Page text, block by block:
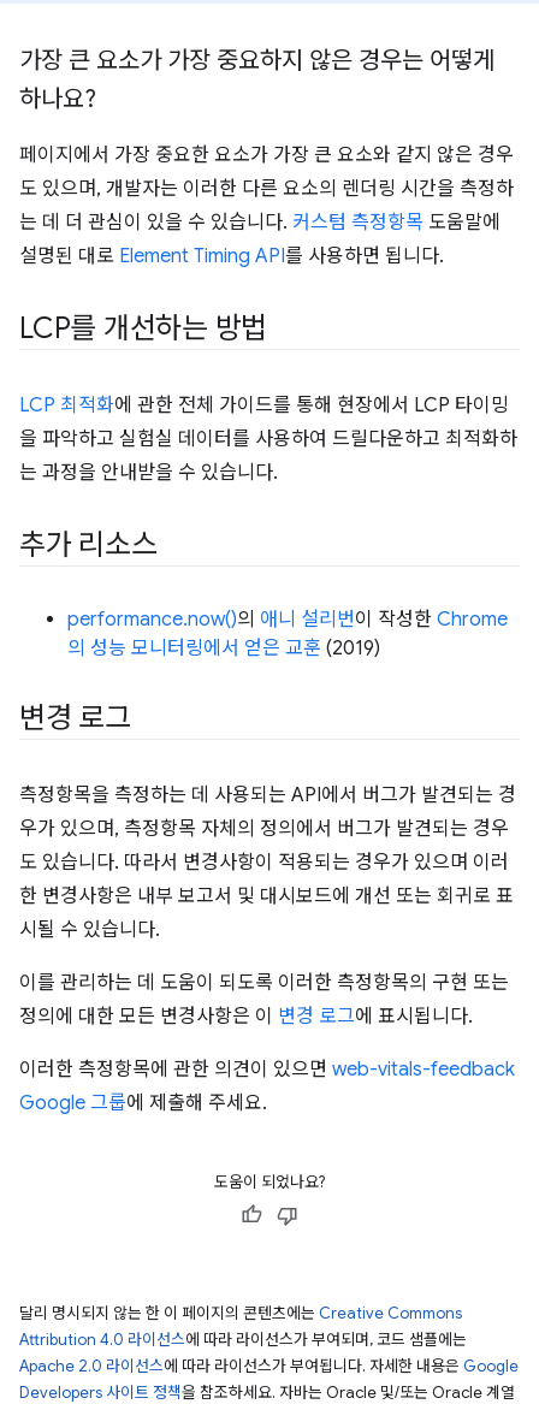
가장 큰 요소가 가장 중요하지 않은 경우는 어떻게
하나요?
페이지에서 가장 중요한 요소가 가장 큰 요소와 같지 않은 경우
도 있으며, 개발자는 이러한 다른 요소의 렌더링 시간을 측정하
는 데 더 관심이 있을 수 있습니다. 커스텀 측정항목 도움말에
설명된 대로 Element Timing API를 사용하면 됩니다.
LCP를 개선하는 방법
LCP 최적화에 관한 전체 가이드를 통해 현장에서 LCP 타이밍
을 파악하고 실험실 데이터를 사용하여 드릴다운하고 최적화하
는 과정을 안내받을 수 있습니다.
추가 리소스
performance.now()의 애니 설리번이 작성한 Chrome
의 성능 모니터링에서 얻은 교훈 (2019)
변경 로그
측정항목을 측정하는 데 사용되는 API에서 버그가 발견되는 경
우가 있으며, 측정항목 자체의 정의에서 버그가 발견되는 경우
도 있습니다. 따라서 변경사항이 적용되는 경우가 있으며 이러
한 변경사항은 내부 보고서 및 대시보드에 개선 또는 회귀로 표
시될 수 있습니다.
이를 관리하는 데 도움이 되도록 이러한 측정항목의 구현 또는
정의에 대한 모든 변경사항은 이 변경 로그에 표시됩니다.
이러한 측정항목에 관한 의견이 있으면 web-vitals-feedback
Google 그룹에 제출해 주세요.
도움이 되었나요?
달리 명시되지 않는 한 이 페이지의 콘텐츠에는 Creative Commons
Attribution 4.0 라이선스에 따라 라이선스가 부여되며, 코드 샘플에는
Apache 2.0 라이선스에 따라 라이선스가 부여됩니다. 자세한 내용은 Google
Developers 사이트 정책을 참조하세요. 자바는 Oracle 및/또는 Oracle 계열